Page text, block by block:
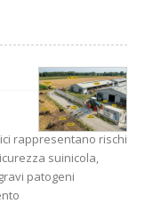
rappresentano rischi
suinicola,
patogeni